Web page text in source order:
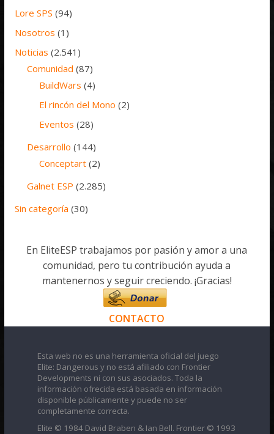
Lore SPS (94)
Nosotros (1)
Noticias (2.541)
Comunidad (87)
BuildWars (4)
El rincón del Mono (2)
Eventos (28)
Desarrollo (144)
Conceptart (2)
Galnet ESP (2.285)
Sin categoría (30)
En EliteESP trabajamos por pasión y amor a una
comunidad, pero tu contribución ayuda a
mantenernos y seguir creciendo. ¡Gracias!
CONTACTO
Esta web no es una herramienta oficial del juego
Elite: Dangerous y no está afiliado con Frontier
Developments ni con sus asociados. Toda la
información ofrecida está basada en información
disponible públicamente y puede no ser
completamente correcta.
Elite © 1984 David Braben & Ian Bell. Frontier © 1993